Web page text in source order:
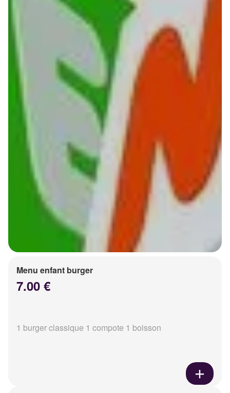
Menu enfant burger
7.00 €
1 burger classique 1 compote 1 boisson